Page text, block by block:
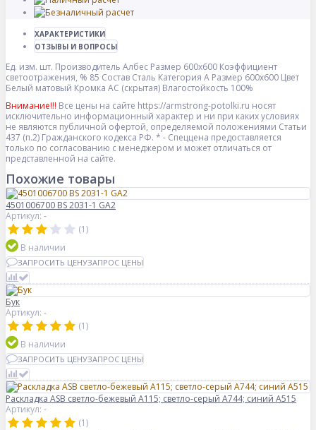
ХАРАКТЕРИСТИКИ
ОТЗЫВЫ И ВОПРОСЫ
Ед. изм. шт. Производитель Албес Размер 600x600 Коэффициент
светоотражения, % 85 Состав Сталь Категория A Размер 600x600 Цвет
Белый матовый Кромка AC (скрытая) Влагостойкость 100%
Внимание!!! Все цены на сайте https://armstrong-potolki.ru носят
исключительно информационный характер и ни при каких условиях
не являются публичной офертой, определяемой положениями Статьи
437 (п.2) Гражданского кодекса РФ. * - Спеццена предоставляется
только по согласованию с менеджером и может отличаться от
представленной на сайте.
Похожие товары
4501006700 BS 2031-1 GA2
Артикул: -
(1)
В наличии
ЗАПРОСИТЬ ЦЕНУЗАПРОС ЦЕНЫ
Бук
Артикул: -
(1)
В наличии
ЗАПРОСИТЬ ЦЕНУЗАПРОС ЦЕНЫ
Раскладка ASB светло-бежевый А115; светло-серый А744; синий А515
Артикул: -
(1)